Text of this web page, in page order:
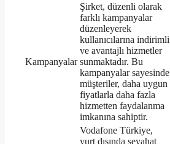
Kampanyalar
Şirket, düzenli olarak
farklı kampanyalar
düzenleyerek
kullanıcılarına indirimli
ve avantajlı hizmetler
sunmaktadır. Bu
kampanyalar sayesinde
müşteriler, daha uygun
fiyatlarla daha fazla
hizmetten faydalanma
imkanına sahiptir.
Vodafone Türkiye,
yurt dışında seyahat